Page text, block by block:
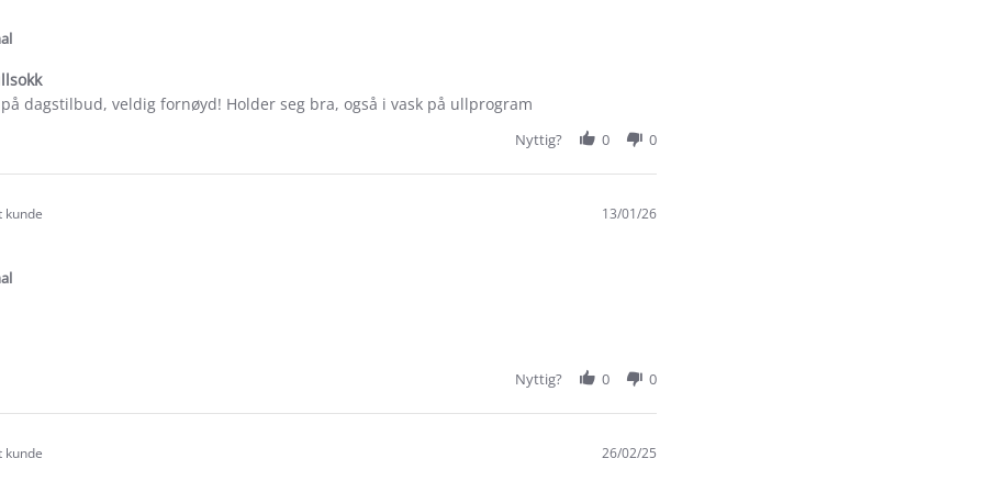
dagstilbud, veldig fornøyd! Holder seg bra, også i vask på ullprogram
Nyttig? 0 0
kunde 13/01/26
Nyttig? 0 0
kunde 26/02/25